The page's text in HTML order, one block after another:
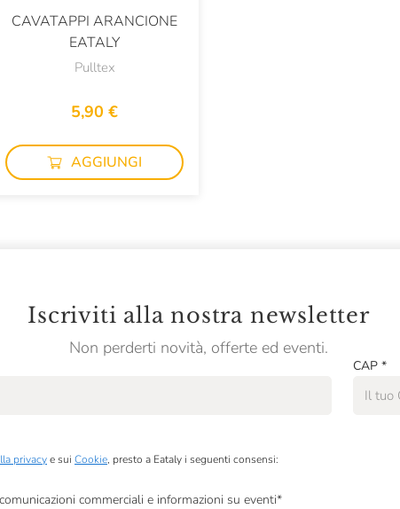
CAVATAPPI ARANCIONE
EATALY
Pulltex
5,90 €
AGGIUNGI
Iscriviti alla nostra newsletter
Non perderti novità, offerte ed eventi.
CAP *
privacye sui Cookie, presto a Eataly i seguenti consensi:
commerciali e informazioni su eventi*